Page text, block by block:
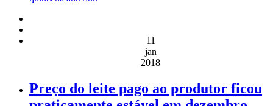
11
jan
2018
Preço do leite pago ao produtor ficou